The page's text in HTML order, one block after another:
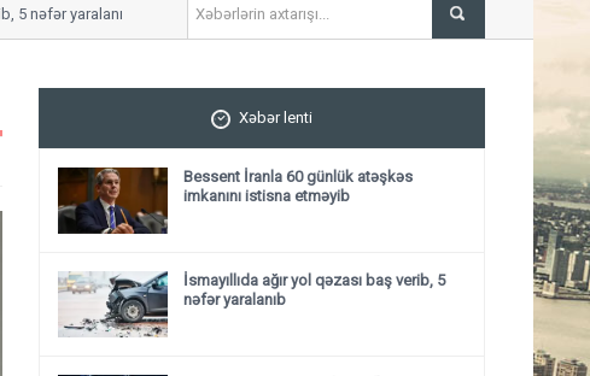
5 nəfər yaralanıb
Mirziyoyev və Tramp
ediblər
Xəbər lenti
Bessent İranla 60 günlük atəşkəs
imkanını istisna etməyib
İsmayıllıda ağır yol qəzası baş verib, 5
nəfər yaralanıb